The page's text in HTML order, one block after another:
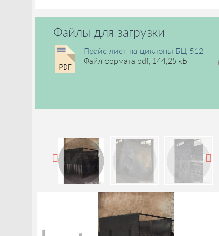
Файлы для загрузки
Прайс лист на циклоны БЦ 512
Файл формата pdf, 144,25 кБ